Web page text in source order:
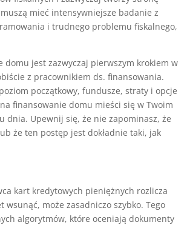
mieć intensywniejsze badanie z
i trudnego problemu fiskalnego,
jest zazwyczaj pierwszym krokiem w
z pracownikiem ds. finansowania.
początkowy, fundusze, straty i opcje
finansowanie domu mieści się w Twoim
dnia. Upewnij się, że nie zapominasz, że
że ten postęp jest dokładnie taki, jak
kart kredytowych pieniężnych rozlicza
może zasadniczo szybko. Tego
algorytmów, które oceniają dokumenty